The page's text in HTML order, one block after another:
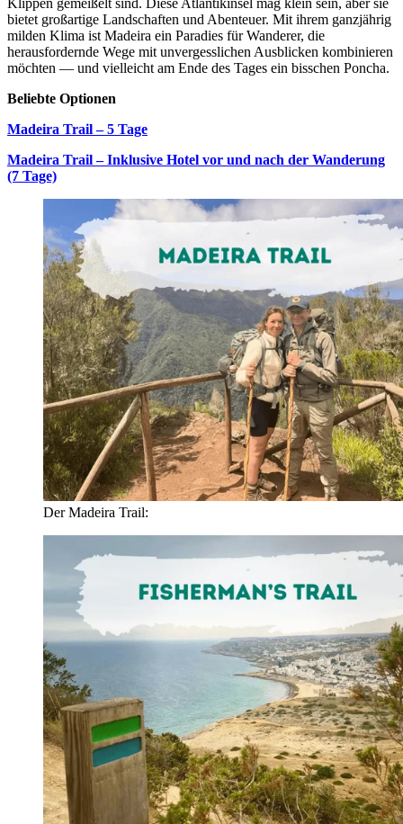
bietet großartige Landschaften und Abenteuer. Mit ihrem ganzjährig
milden Klima ist Madeira ein Paradies für Wanderer, die
herausfordernde Wege mit unvergesslichen Ausblicken kombinieren
möchten — und vielleicht am Ende des Tages ein bisschen Poncha.
Beliebte Optionen
Madeira Trail – 5 Tage
Madeira Trail – Inklusive Hotel vor und nach der Wanderung
(7 Tage)
Der Madeira Trail: